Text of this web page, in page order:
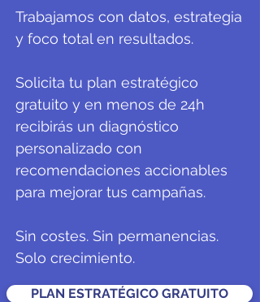
Trabajamos con datos, estrategia
y foco total en resultados.
Solicita tu plan estratégico
gratuito y en menos de 24h
recibirás un diagnóstico
personalizado con
recomendaciones accionables
para mejorar tus campañas.
Sin costes. Sin permanencias.
Solo crecimiento.
PLAN ESTRATÉGICO GRATUITO